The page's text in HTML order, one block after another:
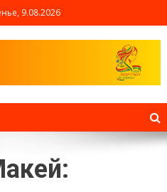
9.08.2026
союз